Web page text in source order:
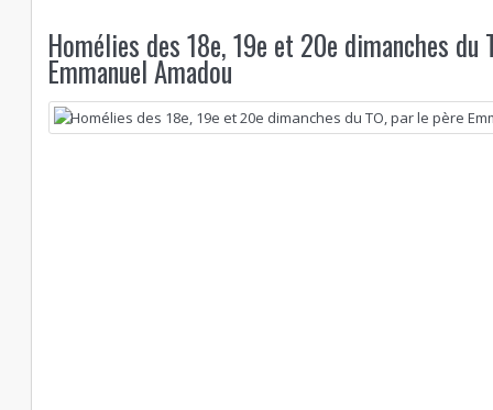
Homélies des 18e, 19e et 20e dimanches du
Emmanuel Amadou